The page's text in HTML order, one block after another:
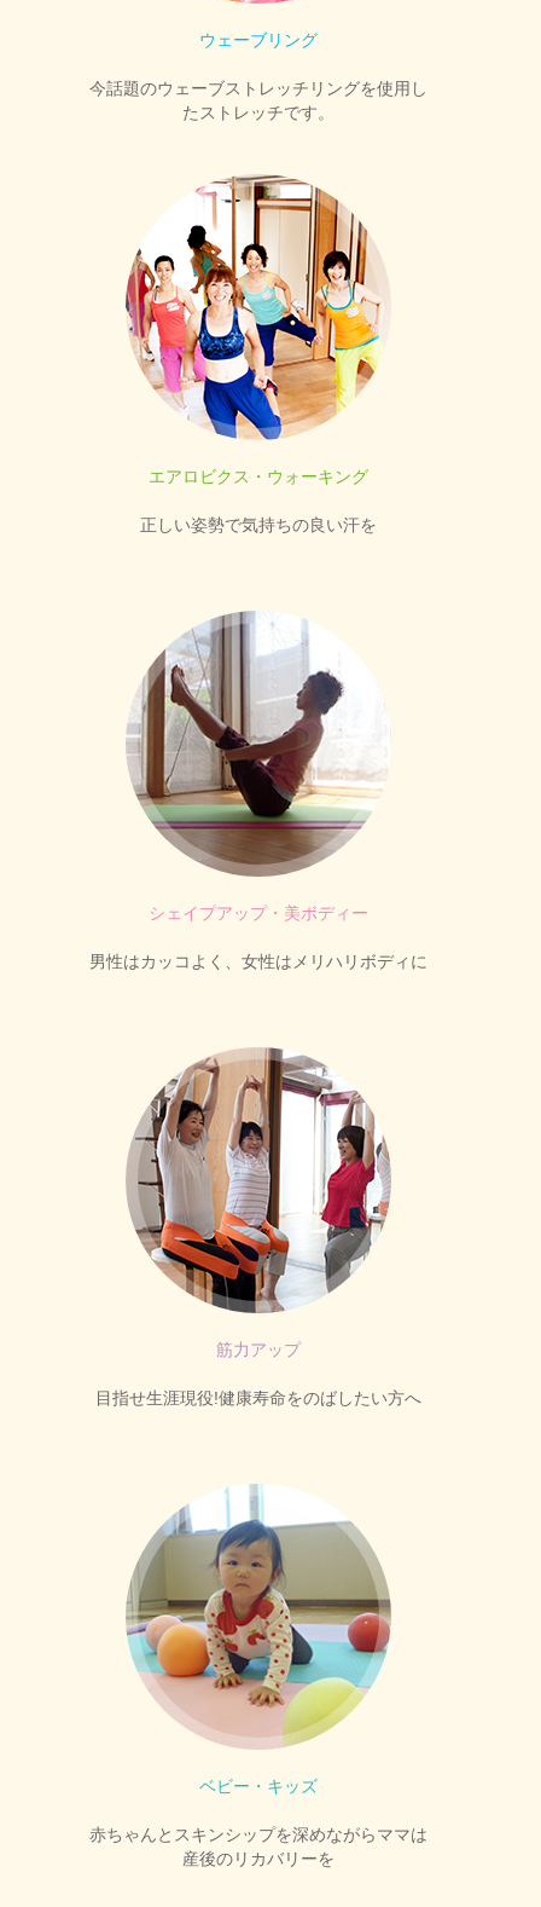
ウェーブリング
今話題のウェーブストレッチリングを使用し
たストレッチです。
エアロビクス・ウォーキング
正しい姿勢で気持ちの良い汗を
シェイプアップ・美ボディー
男性はカッコよく、女性はメリハリボディに
筋力アップ
目指せ生涯現役!健康寿命をのばしたい方へ
ベビー・キッズ
赤ちゃんとスキンシップを深めながらママは
産後のリカバリーを